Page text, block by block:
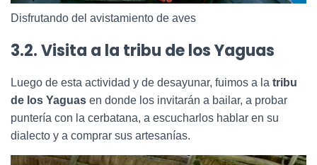
Disfrutando del avistamiento de aves
3.2. Visita a la tribu de los Yaguas
Luego de esta actividad y de desayunar, fuimos a la tribu
de los Yaguas en donde los invitarán a bailar, a probar
puntería con la cerbatana, a escucharlos hablar en su
dialecto y a comprar sus artesanías.